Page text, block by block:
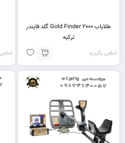
طلایاب Gold Finder 2000 گلد فایندر
ترکیه
تماس بگیرید تماس